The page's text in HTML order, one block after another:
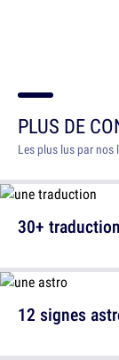
PLUS DE
Les plus lus par nos
30+
12 signes